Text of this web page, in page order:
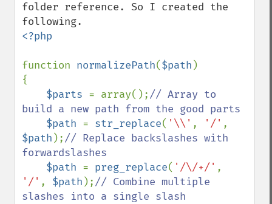
folder reference. So I created the
<?php
function normalizePath($path )
{
$parts = array();// Array to
build a new path from the good parts
$path = str_replace( '\\' , '/'
$path );// Replace backslashes with
forwardslashes
$path = preg_replace( '/\/+/'
'/' , $path );// Combine multiple
slashes into a single slash